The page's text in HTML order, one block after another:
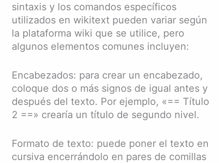
sintaxis y los comandos específicos
utilizados en wikitext pueden variar según
la plataforma wiki que se utilice, pero
algunos elementos comunes incluyen:
Encabezados: para crear un encabezado,
coloque dos o más signos de igual antes y
después del texto. Por ejemplo, «== Título
2 ==» crearía un título de segundo nivel.
Formato de texto: puede poner el texto en
cursiva encerrándolo en pares de comillas